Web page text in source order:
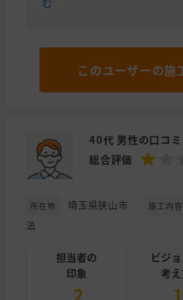
このユーザーの施
40代 男性の口コミ
総合評価
所在地 埼玉県狭山市 施工内容
法
担当者の
印象
2
ビジ
考
1